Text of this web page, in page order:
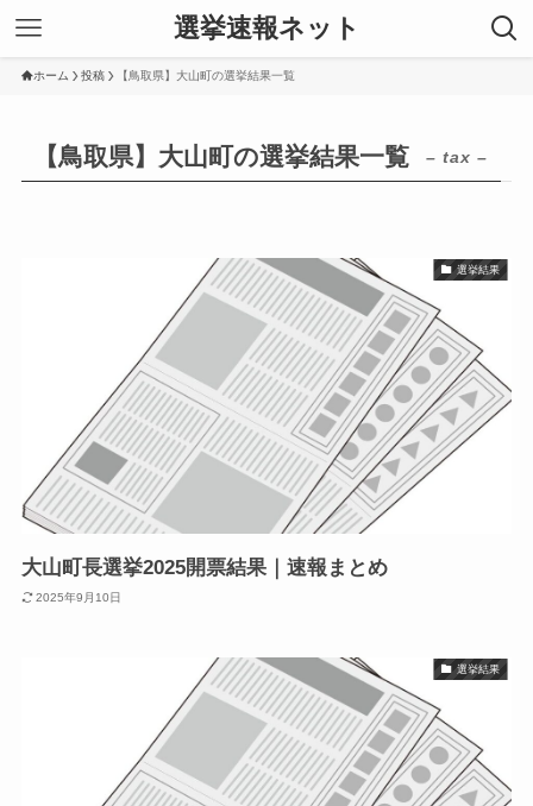
選挙速報ネット
ホーム 投稿 【鳥取県】大山町の選挙結果一覧
【鳥取県】大山町の選挙結果一覧 – tax –
選挙結果
大山町長選挙2025開票結果｜速報まとめ
2025年9月10日
選挙結果